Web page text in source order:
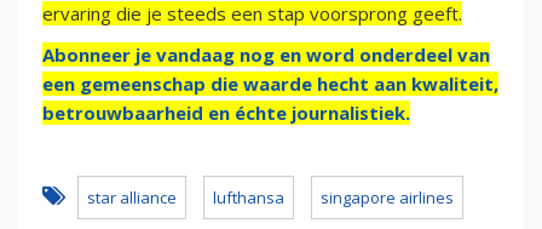
ervaring die je steeds een stap voorsprong geeft.
Abonneer je vandaag nog en word onderdeel van
een gemeenschap die waarde hecht aan kwaliteit,
betrouwbaarheid en échte journalistiek.
star alliance lufthansa singapore airlines